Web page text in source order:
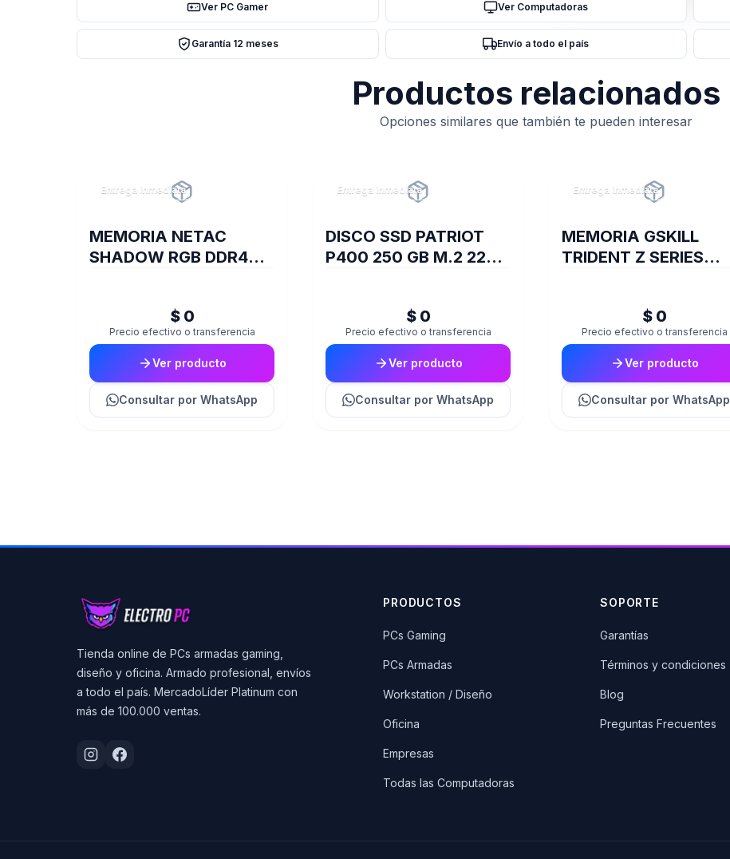
MINERIA
PCI-
Ex6
cantidad
Ver PC Gamer Ver Computadoras
Garantía 12 meses Envío a todo el país
Productos relacionados
Opciones similares que también te pueden interesar
Entrega inmediata
MEMORIA NETAC
SHADOW RGB DDR4
$ 0
Precio efectivo o transferencia
Ver producto
Consultar por WhatsApp
Entrega inmediata
DISCO SSD PATRIOT
P400 250 GB M.2 2280
$ 0
Precio efectivo o transferencia
Ver producto
Consultar por WhatsApp
Entrega inmediata
MEMORIA GSKILL
TRIDENT Z SERIES
$ 0
Precio efectivo o transferencia
Ver producto
Consultar por WhatsApp
Tienda online de PCs armadas gaming,
diseño y oficina. Armado profesional, envíos
a todo el país. MercadoLíder Platinum con
más de 100.000 ventas.
PRODUCTOS
PCs Gaming
PCs Armadas
Workstation / Diseño
Oficina
Empresas
Todas las Computadoras
SOPORTE
Garantías
Términos y condiciones
Blog
Preguntas Frecuentes